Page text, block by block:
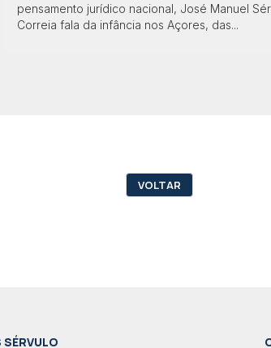
pensamento jurídico nacional, José Manuel
Correia fala da infância nos Açores, das...
VOLTAR
SÉRVULO